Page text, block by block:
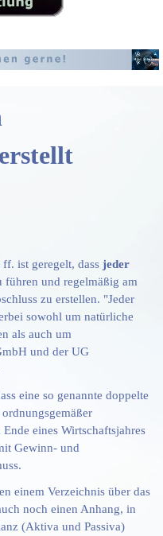
ist geregelt, dass jeder
und regelmäßig am
zu erstellen. "Jeder
sowohl um natürliche
als auch um
und der UG
eine so genannte doppelte
eines Wirtschaftsjahres
Gewinn- und
einem Verzeichnis über das
noch einen Anhang, in
(Aktiva und Passiva)